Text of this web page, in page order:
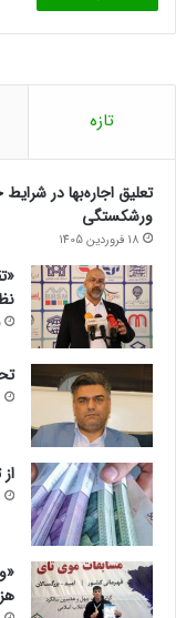
تازه
تعلیق اجاره‌بها در
ورشکستگی
18 فروردین 1405
5